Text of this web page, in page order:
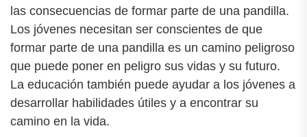
las consecuencias de formar parte de una pandilla.
Los jóvenes necesitan ser conscientes de que
formar parte de una pandilla es un camino peligroso
que puede poner en peligro sus vidas y su futuro.
La educación también puede ayudar a los jóvenes a
desarrollar habilidades útiles y a encontrar su
camino en la vida.